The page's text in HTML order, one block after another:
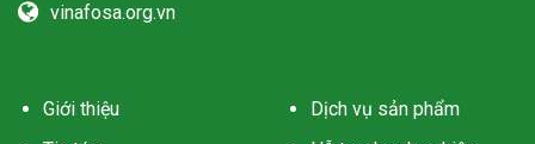
vinafosa.org.vn
Giới thiệu
Dịch vụ sản phẩm